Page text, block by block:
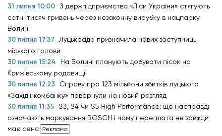
31 липня 10:00 З держпідприємства «Ліси України» стягують
сотні тисяч гривень через незаконну вирубку в нацпарку
Волині
30 липня 17:37
Луцькрада призначила нових заступниць
міського голови
30 липня 15:24
На Волині планують добувати пісок на
Крижівському родовищі
30 липня 12:23
Справу про 123 мільйони збитків луцького
«Західінкомбанку» повернули на новий розгляд
30 липня 11:35 S3, S4 чи S5 High Performance: що насправді
означають маркування BOSCH і чому переплата не завжди
має сенс